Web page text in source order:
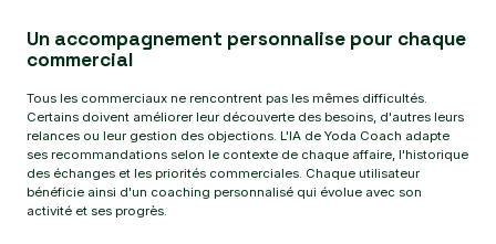
Un accompagnement personnalise pour chaque
commercial
Tous les commerciaux ne rencontrent pas les mêmes difficultés.
Certains doivent améliorer leur découverte des besoins, d'autres leurs
relances ou leur gestion des objections. L'IA de Yoda Coach adapte
ses recommandations selon le contexte de chaque affaire, l'historique
des échanges et les priorités commerciales. Chaque utilisateur
bénéficie ainsi d'un coaching personnalisé qui évolue avec son
activité et ses progrès.